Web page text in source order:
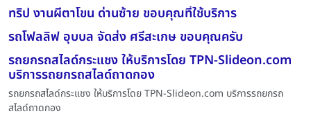
ทริป งานผีตาโขน ด่านซ้าย ขอบคุณที่ใช้บริการ
รถโฟลลิฟ อุบบล จัดส่ง ศรีสะเกษ ขอบคุณครับ
รถยกรถสไลด์กระแชง ให้บริการโดย TPN-Slideon.com
บริการรถยกรถสไลด์ถาดกอง
รถยกรถสไลด์กระแชง ให้บริการโดย TPN-Slideon.com บริการรถยกรถ
สไลด์ถาดกอง